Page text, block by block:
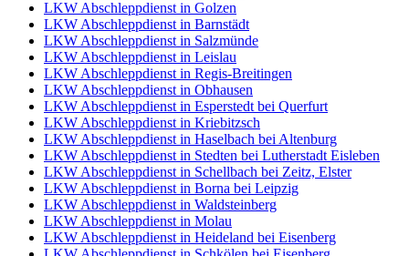
LKW Abschleppdienst in Golzen
LKW Abschleppdienst in Barnstädt
LKW Abschleppdienst in Salzmünde
LKW Abschleppdienst in Leislau
LKW Abschleppdienst in Regis-Breitingen
LKW Abschleppdienst in Obhausen
LKW Abschleppdienst in Esperstedt bei Querfurt
LKW Abschleppdienst in Kriebitzsch
LKW Abschleppdienst in Haselbach bei Altenburg
LKW Abschleppdienst in Stedten bei Lutherstadt Eisleben
LKW Abschleppdienst in Schellbach bei Zeitz, Elster
LKW Abschleppdienst in Borna bei Leipzig
LKW Abschleppdienst in Waldsteinberg
LKW Abschleppdienst in Molau
LKW Abschleppdienst in Heideland bei Eisenberg